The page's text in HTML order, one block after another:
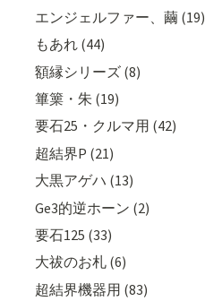
エンジェルファー、繭 (19)
もあれ (44)
額縁シリーズ (8)
篳篥・朱 (19)
要石25・クルマ用 (42)
超結界P (21)
大黒アゲハ (13)
Ge3的逆ホーン (2)
要石125 (33)
大祓のお札 (6)
超結界機器用 (83)